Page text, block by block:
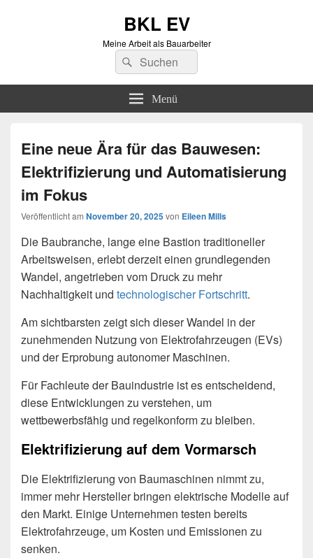
BKL EV
Meine Arbeit als Bauarbeiter
Suchen
nach:
Suchen
Menü
Eine neue Ära für das Bauwesen:
Elektrifizierung und Automatisierung
im Fokus
Veröffentlicht am November 20, 2025von Eileen Mills
Die Baubranche, lange eine Bastion traditioneller
Arbeitsweisen, erlebt derzeit einen grundlegenden
Wandel, angetrieben vom Druck zu mehr
Nachhaltigkeit und technologischer Fortschritt.
Am sichtbarsten zeigt sich dieser Wandel in der
zunehmenden Nutzung von Elektrofahrzeugen (EVs)
und der Erprobung autonomer Maschinen.
Für Fachleute der Bauindustrie ist es entscheidend,
diese Entwicklungen zu verstehen, um
wettbewerbsfähig und regelkonform zu bleiben.
Elektrifizierung auf dem Vormarsch
Die Elektrifizierung von Baumaschinen nimmt zu,
immer mehr Hersteller bringen elektrische Modelle auf
den Markt. Einige Unternehmen testen bereits
Elektrofahrzeuge, um Kosten und Emissionen zu
senken.